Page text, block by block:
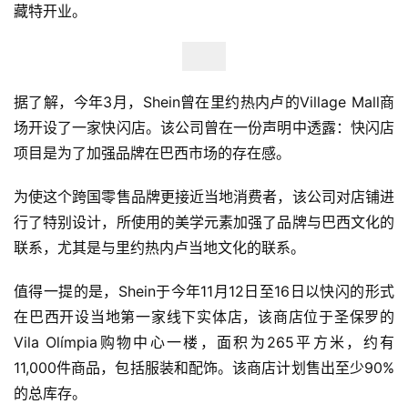
藏特开业。
据了解，今年3月，Shein曾在里约热内卢的Village Mall商
场开设了一家快闪店。该公司曾在一份声明中透露：快闪店
项目是为了加强品牌在巴西市场的存在感。
为使这个跨国零售品牌更接近当地消费者，该公司对店铺进
行了特别设计，所使用的美学元素加强了品牌与巴西文化的
联系，尤其是与里约热内卢当地文化的联系。
值得一提的是，Shein于今年11月12日至16日以快闪的形式
在巴西开设当地第一家线下实体店，该商店位于圣保罗的
Vila Olímpia购物中心一楼，面积为265平方米，约有
11,000件商品，包括服装和配饰。该商店计划售出至少90%
的总库存。